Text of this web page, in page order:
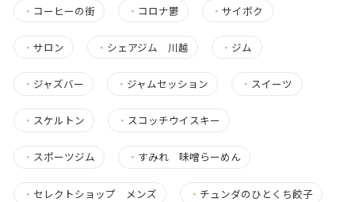
・ コーヒーの街 ・ コロナ鬱 ・サイボク
・ サロン ・ シェアジム 川越 ・ ジム
・ ジャズバー ・ ジャムセッション ・ スイーツ
・ スケルトン ・ スコッチウイスキー
・ スポーツジム ・ すみれ 味噌らーめん
・ セレクトショップ メンズ ・ チュンダのひとくち餃子